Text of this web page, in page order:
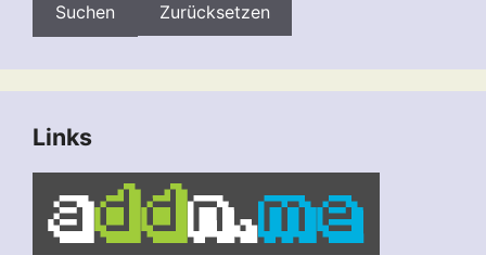
Zurücksetzen
Links